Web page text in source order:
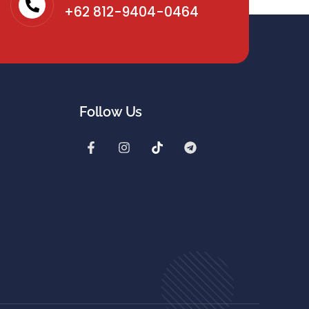
+62 812-9404-0464
Follow Us